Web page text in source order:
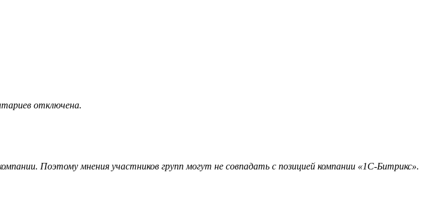
отключена.
Поэтому мнения участников групп могут не совпадать с позицией компании «1С-Битрикс».